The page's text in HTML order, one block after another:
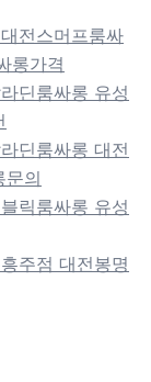
전스머프룸싸
롱가격
딘룸싸롱 유성
딘룸싸롱 대전
문의
릭룸싸롱 유성
주점 대전봉명